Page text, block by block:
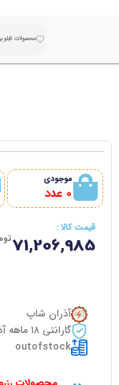
محصولات تابلو
موجودی
0 عدد
قیمت کالا :
71,206,985
آذران شاپ
گارانتی ۱۸ ماهه آذران شاپ
outofstock